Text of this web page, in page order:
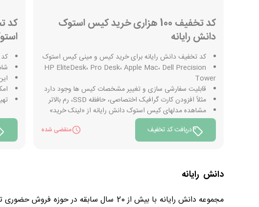
کد تخفیف 100 هزاری خرید کیس استوک
دانش رایانه
کد تخفیف دانش رایانه برای خرید کیس و مینی کیس استوک
HP EliteDesk، Pro Desk، Apple Mac، Dell Precision
Tower
قابلیت سفارشی سازی و تغییر مشخصات کیس ها وجود دارد
مثلاً افزودن کارت گرافیک اختصاصی، حافظه SSD، رم بالاتر
مشاهده مدلهای کیس استوک دانش رایانه از «لینک خرید»
دریافت کد تخفیف
منقضی شده
این کوپن 75
دانش رایانه
مجموعه دانش رایانه با بیش از 20 سال